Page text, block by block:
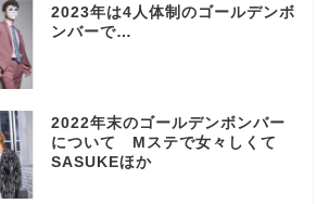
2023年は4人体制のゴールデンボ
ンバーで…
2022年末のゴールデンボンバー
について Mステで女々しくて
SASUKEほか